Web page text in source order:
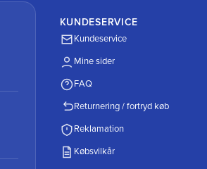
KUNDESERVICE
Kundeservice
Mine sider
FAQ
Returnering / fortryd køb
Reklamation
Købsvilkår